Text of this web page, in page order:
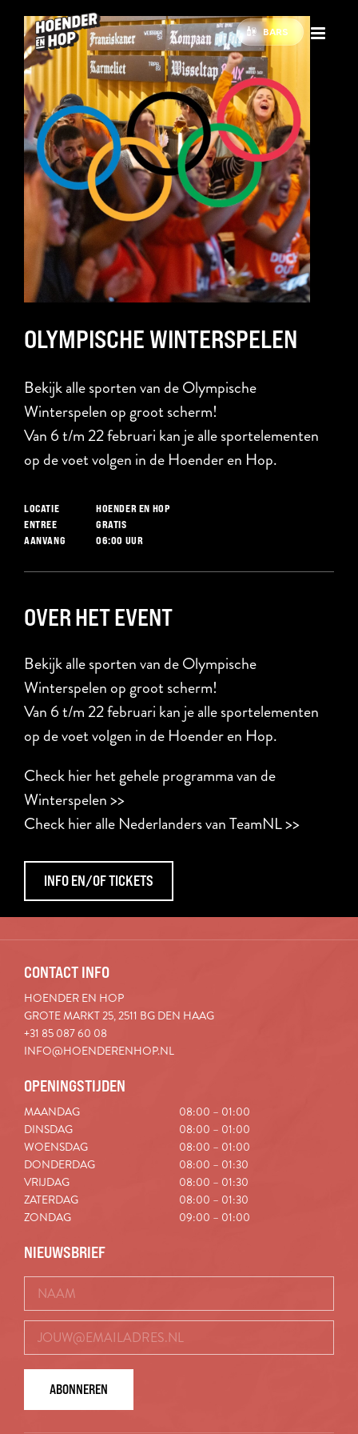
BARS
OLYMPISCHE WINTERSPELEN
Bekijk alle sporten van de Olympische
Winterspelen op groot scherm!
Van 6 t/m 22 februari kan je alle sportelementen
op de voet volgen in de Hoender en Hop.
LOCATIE
HOENDER EN HOP
ENTREE
GRATIS
AANVANG
06:00 UUR
OVER HET EVENT
Bekijk alle sporten van de Olympische
Winterspelen op groot scherm!
Van 6 t/m 22 februari kan je alle sportelementen
op de voet volgen in de Hoender en Hop.
Check hier het gehele programma van de
Winterspelen >>
Check hier alle Nederlanders van TeamNL >>
INFO EN/OF TICKETS
CONTACT INFO
HOENDER EN HOP
GROTE MARKT 25, 2511 BG DEN HAAG
+31 85 087 60 08
INFO@HOENDERENHOP.NL
OPENINGSTIJDEN
MAANDAG
08:00 – 01:00
DINSDAG
08:00 – 01:00
WOENSDAG
08:00 – 01:00
DONDERDAG
08:00 – 01:30
VRIJDAG
08:00 – 01:30
ZATERDAG
08:00 – 01:30
ZONDAG
09:00 – 01:00
NIEUWSBRIEF
ABONNEREN